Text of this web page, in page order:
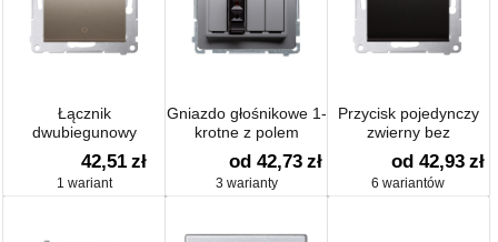
Łącznik
dwubiegunowy
(moduł) 10AX 250V,
zaciski śrubowe
42,51 zł
1 wariant
Gniazdo głośnikowe 1-
krotne z polem
opisowym
od 42,73 zł
3 warianty
Przycisk pojedynczy
zwierny bez
piktogramu z
podświetleniem LED
od 42,93 zł
6 wariantów